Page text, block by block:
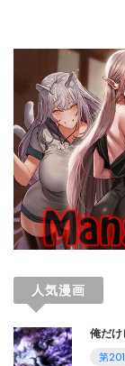
November 2, 2024
第122話
October 24, 2024
第121話
October 24, 2024
第120話
第119話
October 24, 2024
人気漫画
俺だ
第